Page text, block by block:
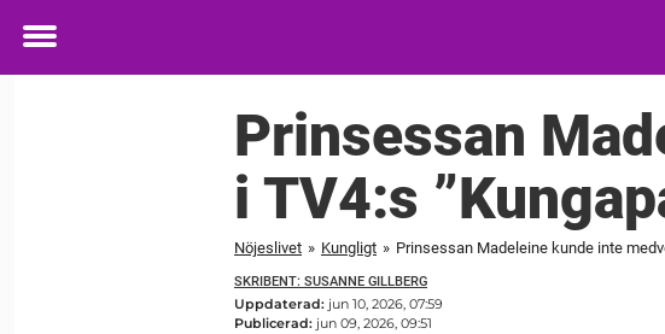
Toggle
Prinsessan
i TV4:s
Nöjeslivet » Kungligt » Prinsessan Madeleine kunde inte
SKRIBENT: SUSANNE GILLBERG
Uppdaterad: jun 10, 2026, 07:59
Publicerad: jun 09, 2026, 09:51